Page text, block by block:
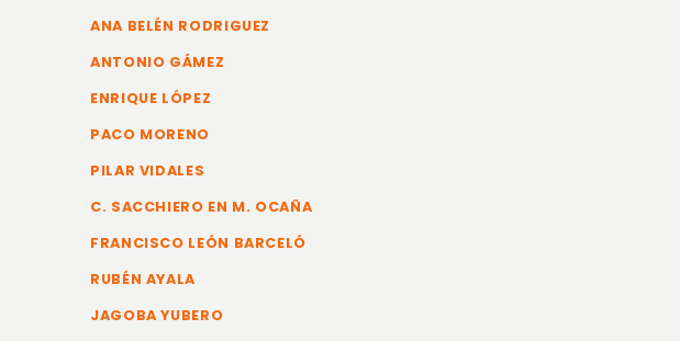
ANA BELÉN RODRIGUEZ
ANTONIO GÁMEZ
ENRIQUE LÓPEZ
PACO MORENO
PILAR VIDALES
C. SACCHIERO EN M. OCAÑA
FRANCISCO LEÓN BARCELÓ
RUBÉN AYALA
JAGOBA YUBERO